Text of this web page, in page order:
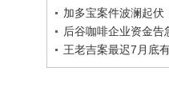
加多宝案件波澜起伏
后谷咖啡企业资金告
王老吉案最迟7月底